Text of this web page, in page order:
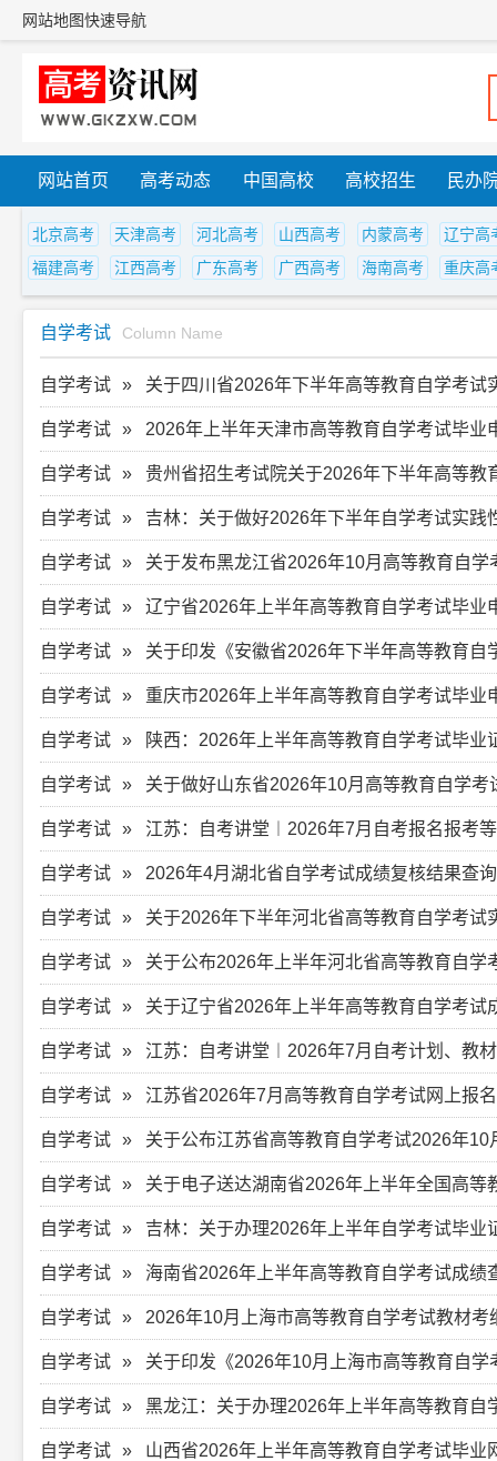
网站地图快速导航
网站首页 高考动态 中国高校 高校招生 民办
北京高考 天津高考 河北高考 山西高考 内蒙高考
辽宁高
福建高考
江西高考 广东高考 广西高考 海南高考 重庆高
自学考试 Column Name
自学考试 关于四川省2026年下半年高等教育自学考试实践
自学考试 2026年上半年天津市高等教育自学考试毕业
自学考试 贵州省招生考试院关于2026年下半年高等教
自学考试 吉林：关于做好2026年下半年自学考试实践
自学考试 关于发布黑龙江省2026年10月高等教育自
自学考试 辽宁省2026年上半年高等教育自学考试毕业
自学考试 关于印发《安徽省2026年下半年高等教育自
自学考试 重庆市2026年上半年高等教育自学考试毕业
自学考试 陕西：2026年上半年高等教育自学考试毕业
自学考试 关于做好山东省2026年10月高等教育自学考
自学考试 江苏：自考讲堂︱2026年7月自考报名报考
自学考试 2026年4月湖北省自学考试成绩复核结果查询
自学考试 关于2026年下半年河北省高等教育自学考试
自学考试 关于公布2026年上半年河北省高等教育自学
自学考试 关于辽宁省2026年上半年高等教育自学考试
自学考试 江苏：自考讲堂︱2026年7月自考计划、教
自学考试 江苏省2026年7月高等教育自学考试网上报
自学考试 关于公布江苏省高等教育自学考试2026年10
自学考试 关于电子送达湖南省2026年上半年全国高
自学考试 吉林：关于办理2026年上半年自学考试毕业
自学考试 海南省2026年上半年高等教育自学考试成绩
自学考试 2026年10月上海市高等教育自学考试教材考
自学考试 关于印发《2026年10月上海市高等教育自
自学考试 黑龙江：关于办理2026年上半年高等教育自
自学考试 山西省2026年上半年高等教育自学考试毕业